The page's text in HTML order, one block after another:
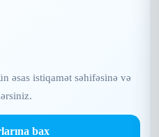
əsas istiqamət səhifəsinə və
bax